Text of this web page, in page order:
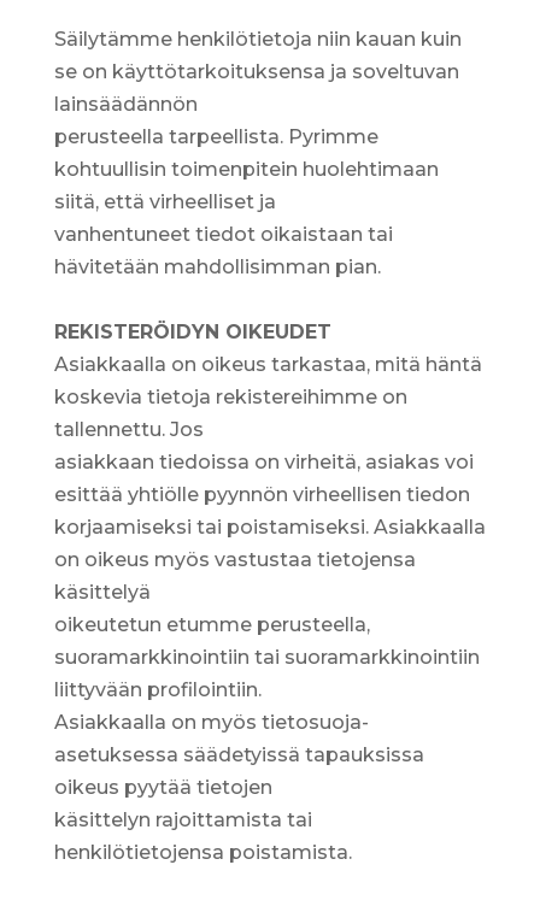
Säilytämme henkilötietoja niin kauan kuin
se on käyttötarkoituksensa ja soveltuvan
lainsäädännön
perusteella tarpeellista. Pyrimme
kohtuullisin toimenpitein huolehtimaan
siitä, että virheelliset ja
vanhentuneet tiedot oikaistaan tai
hävitetään mahdollisimman pian.
REKISTERÖIDYN OIKEUDET
Asiakkaalla on oikeus tarkastaa, mitä häntä
koskevia tietoja rekistereihimme on
tallennettu. Jos
asiakkaan tiedoissa on virheitä, asiakas voi
esittää yhtiölle pyynnön virheellisen tiedon
korjaamiseksi tai poistamiseksi. Asiakkaalla
on oikeus myös vastustaa tietojensa
käsittelyä
oikeutetun etumme perusteella,
suoramarkkinointiin tai suoramarkkinointiin
liittyvään profilointiin.
Asiakkaalla on myös tietosuoja-
asetuksessa säädetyissä tapauksissa
oikeus pyytää tietojen
käsittelyn rajoittamista tai
henkilötietojensa poistamista.